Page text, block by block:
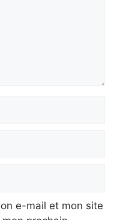
e-mail et mon site